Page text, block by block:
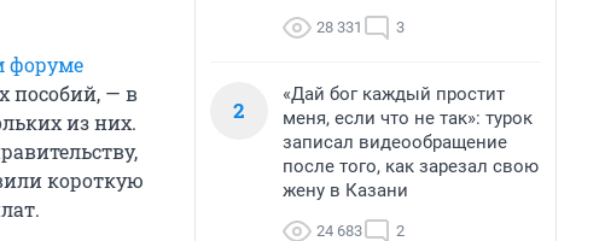
форуме
пособий, — в
из них.
короткую
28 331 3
2
«Дай бог каждый простит
меня, если что не так»: турок
записал видеообращение
после того, как зарезал свою
жену в Казани
24 683 2